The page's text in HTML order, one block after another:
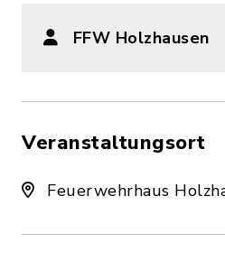
FFW Holzhausen
Veranstaltungsort
Feuerwehrhaus